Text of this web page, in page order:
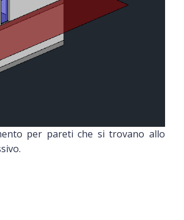
per pareti che si trovano allo